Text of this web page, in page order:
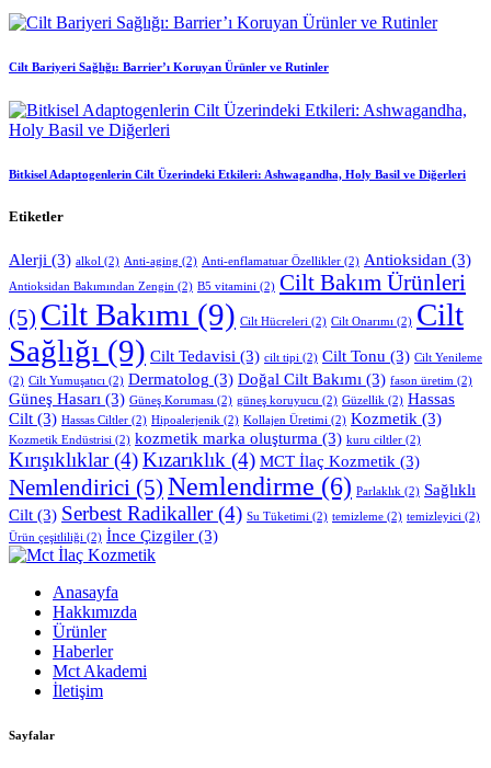
Cilt Bariyeri Sağlığı: Barrier’ı Koruyan Ürünler ve Rutinler
Bitkisel Adaptogenlerin Cilt Üzerindeki Etkileri: Ashwagandha, Holy Basil ve Diğerleri
Etiketler
Alerji (3) alkol (2) Anti-aging (2) Anti-enflamatuar Özellikler (2) Antioksidan (3)
Antioksidan Bakımından Zengin (2) B5 vitamini (2) Cilt Bakım Ürünleri
(5) Cilt Bakımı (9) Cilt Hücreleri (2) Cilt Onarımı (2) Cilt
Sağlığı (9) Cilt Tedavisi (3) cilt tipi (2) Cilt Tonu (3) Cilt Yenileme
(2) Cilt Yumuşatıcı (2) Dermatolog (3) Doğal Cilt Bakımı (3) fason üretim (2)
Güneş Hasarı (3) Güneş Koruması (2) güneş koruyucu (2) Güzellik (2) Hassas
Cilt (3) Hassas Ciltler (2) Hipoalerjenik (2) Kollajen Üretimi (2) Kozmetik (3)
Kozmetik Endüstrisi (2) kozmetik marka oluşturma (3) kuru ciltler (2)
Kırışıklıklar(4)Kızarıklık (4) MCT İlaç Kozmetik (3)
Nemlendirici (5) Nemlendirme (6) Parlaklık (2) Sağlıklı
Cilt (3) Serbest Radikaller(4) Su Tüketimi (2) temizleme (2) temizleyici (2)
Ürün çeşitliliği (2) İnce Çizgiler (3)
Anasayfa
Hakkımızda
Ürünler
Haberler
Mct Akademi
İletişim
Sayfalar